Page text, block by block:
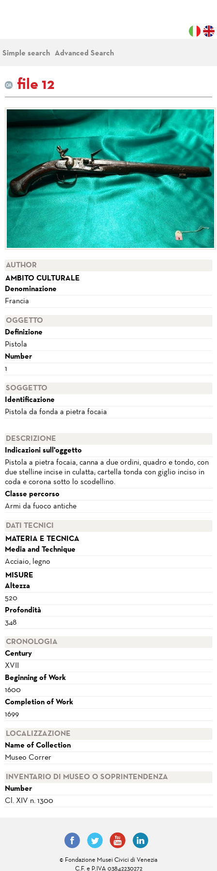
Simple search Advanced Search
file 12
AUTHOR
AMBITO CULTURALE
Denominazione
Francia
OGGETTO
Definizione
Pistola
Number
1
SOGGETTO
Identificazione
Pistola da fonda a pietra focaia
DESCRIZIONE
Indicazioni sull'oggetto
Pistola a pietra focaia, canna a due ordini, quadro e tondo, con
due stelline incise in culatta; cartella tonda con giglio inciso in
coda e corona sotto lo scodellino.
Classe percorso
Armi da fuoco antiche
DATI TECNICI
MATERIA E TECNICA
Media and Technique
Acciaio, legno
MISURE
Altezza
520
Profondità
348
CRONOLOGIA
Century
XVII
Beginning of Work
1600
Completion of Work
1699
LOCALIZZAZIONE
Name of Collection
Museo Correr
INVENTARIO DI MUSEO O SOPRINTENDENZA
Number
Cl. XIV n. 1300
© Fondazione Musei Civici di Venezia
C.F. e P.IVA 03842230272